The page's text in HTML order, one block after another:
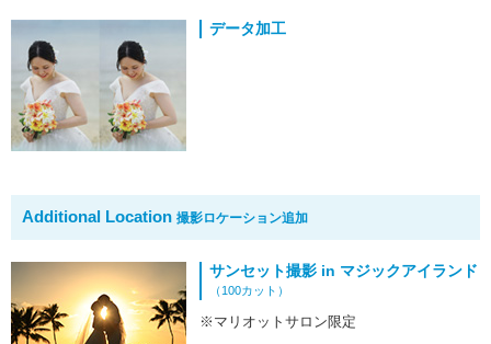
データ加工
Additional Location 撮影ロケーション追加
サンセット撮影 in マジックアイランド
（100カット）
※マリオットサロン限定